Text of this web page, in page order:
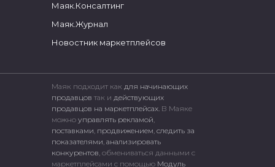
Маяк.Консалтинг
Маяк.Журнал
Новостник маркетплейсов
Маяк подходит как для начинающих
продавцов так и действующих
продавцов на маркетплейсах. В Маяке
можно управлять рекламой,
поставками, продвижением, следить за
показателями, анализировать
конкурентов, обмениваться данными с
маркетплейсами c помощью Модуль